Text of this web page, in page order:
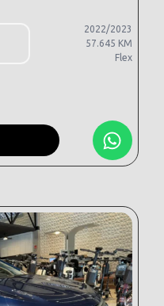
2022/2023
57.645 KM
Flex